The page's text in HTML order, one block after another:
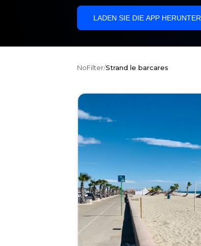
LADEN SIE DIE APP HERUNTER
NoFilter/Strand le barcares